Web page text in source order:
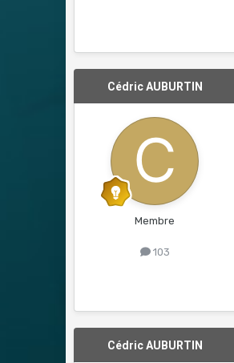
Cédric AUBURTIN
Membre
103
Cédric AUBURTIN